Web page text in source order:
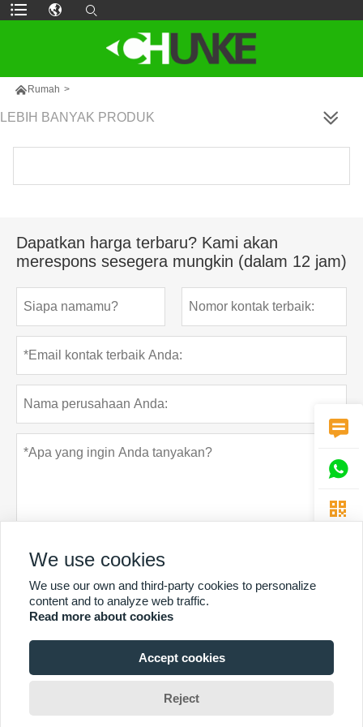
 Rumah >
LEBIH BANYAK PRODUK
Dapatkan harga terbaru? Kami akan
merespons sesegera mungkin (dalam 12 jam)
Menyerahkan Rahasia pribadi
LEBIH BANYAK LAYANAN
Hak Cipta Oleh © Guangzhou Chunke Environmental Technology Co.



We use cookies
We use our own and third-party cookies to personalize
content and to analyze web traffic.
Read more about cookies
Accept cookies
Reject